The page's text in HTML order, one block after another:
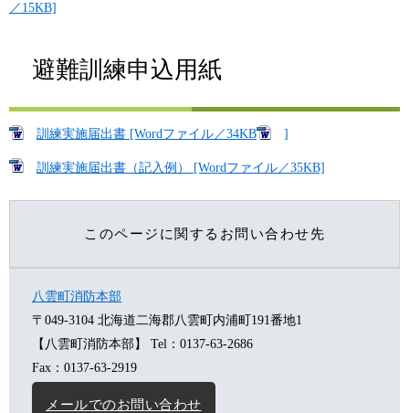
／15KB]
避難訓練申込用紙
訓練実施届出書 [Wordファイル／34KB ]
訓練実施届出書（記入例） [Wordファイル／35KB]
このページに関するお問い合わせ先
八雲町消防本部
〒049-3104 北海道二海郡八雲町内浦町191番地1
【八雲町消防本部】
Tel：0137-63-2686
Fax：0137-63-2919
メールでのお問い合わせ